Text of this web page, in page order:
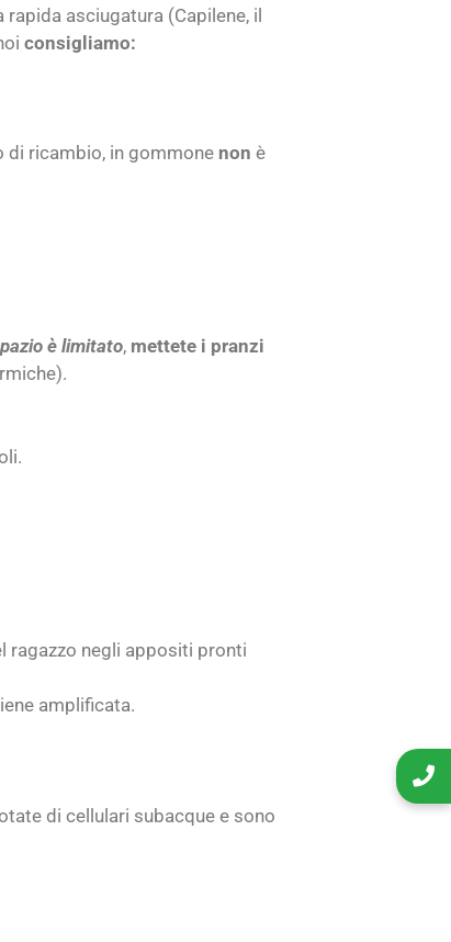
asciugatura (Capilene, il
consigliamo:
di ricambio, in gommone non è
è limitato, mettete i pranzi
ragazzo negli appositi pronti
amplificata.
di cellulari subacque e sono